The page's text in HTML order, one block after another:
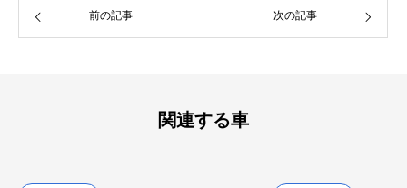
前の記事 次の記事
関連する車